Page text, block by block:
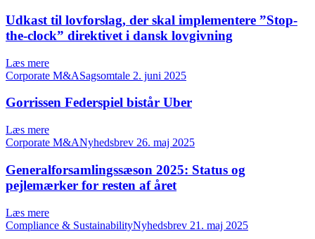
Udkast til lovforslag, der skal implementere ”Stop-
the-clock” direktivet i dansk lovgivning
Læs mere
Corporate M&ASagsomtale 2. juni 2025
Gorrissen Federspiel bistår Uber
Læs mere
Corporate M&ANyhedsbrev 26. maj 2025
Generalforsamlingssæson 2025: Status og
pejlemærker for resten af året
Læs mere
Compliance & SustainabilityNyhedsbrev 21. maj 2025